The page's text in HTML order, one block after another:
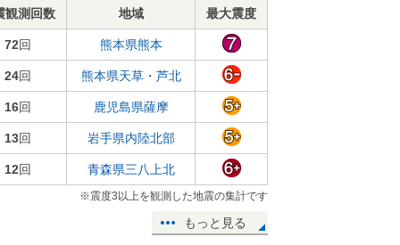
観測回数
地域
最大震度
72回 熊本県熊本
24回 熊本県天草・芦北
16回 鹿児島県薩摩
13回 岩手県内陸北部
12回 青森県三八上北
※震度3以上を観測した地震の集計です
もっと見る